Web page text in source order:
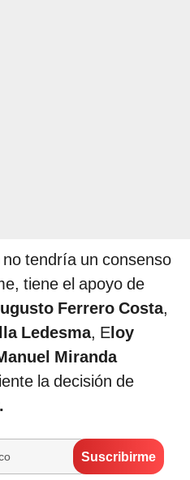
tendría un consenso
tiene el apoyo de
Ferrero Costa,
Ledesma, Eloy
Miranda
la decisión de